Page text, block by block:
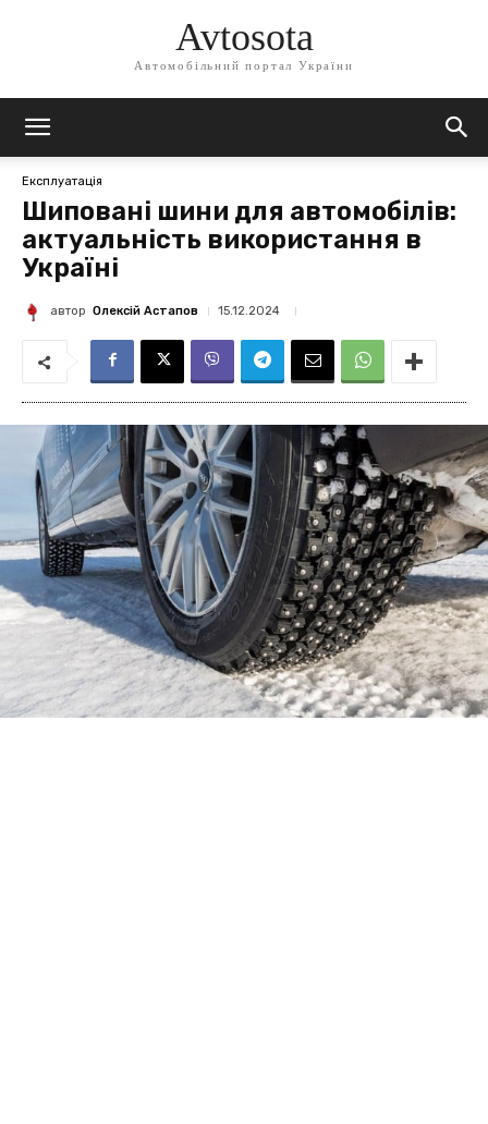
Avtosota
Автомобільний портал України
Експлуатація
Шиповані шини для автомобілів:
актуальність використання в
Україні
автор Олексій Астапов 15.12.2024